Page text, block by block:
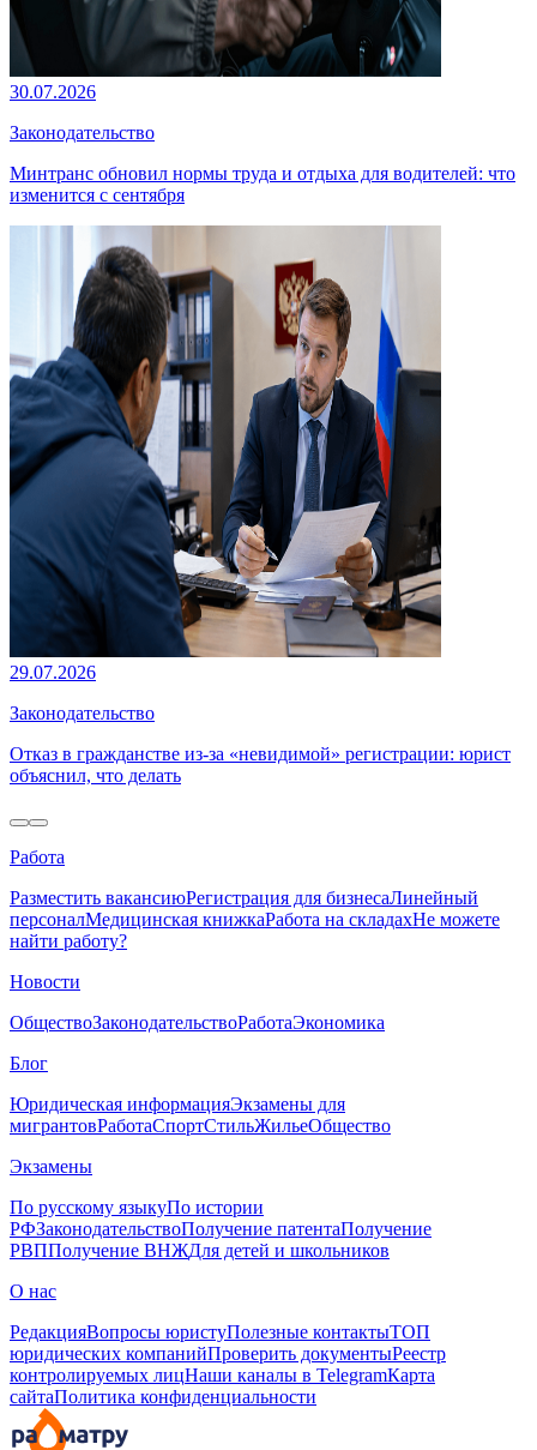
30.07.2026
Законодательство
Минтранс обновил нормы труда и отдыха для водителей: что
изменится с сентября
29.07.2026
Законодательство
Отказ в гражданстве из-за «невидимой» регистрации: юрист
объяснил, что делать
Работа
Разместить вакансиюРегистрация для бизнесаЛинейный
персоналМедицинская книжкаРабота на складахНе можете
найти работу?
Новости
ОбществоЗаконодательствоРаботаЭкономика
Блог
Юридическая информацияЭкзамены для
мигрантовРаботаСпортСтильЖильеОбщество
Экзамены
По русскому языкуПо истории
РФЗаконодательствоПолучение патентаПолучение
РВППолучение ВНЖДля детей и школьников
О нас
РедакцияВопросы юристуПолезные контактыТОП
юридических компанийПроверить документыРеестр
контролируемых лицНаши каналы в TelegramКарта
сайтаПолитика конфиденциальности